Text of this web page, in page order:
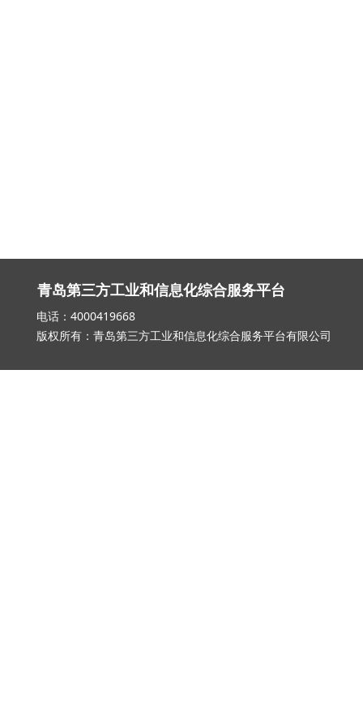
青岛第三方工业和信息化综合服务平台
电话：4000419668 邮箱：
版权所有：青岛第三方工业和信息化综合服务平台有